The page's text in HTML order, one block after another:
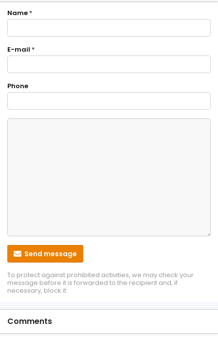
Name *
E-mail *
Phone
Send message
To protect against prohibited activities, we may check your
message before it is forwarded to the recipient and, if
necessary, block it.
Comments